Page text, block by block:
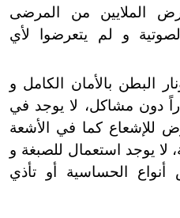
الملايين من المرضى
و لم يتعرضوا لأي
البطن بالأمان الكامل و
دون مشاكل، لا يوجد في
للإشعاع كما في الأشعة
لا يوجد استعمال للصبغة و
الحساسية أو تأذي